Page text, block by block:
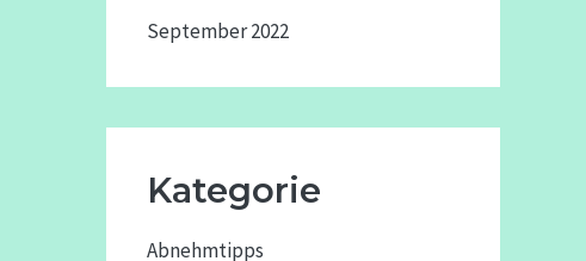
September 2022
Kategorie
Abnehmtipps